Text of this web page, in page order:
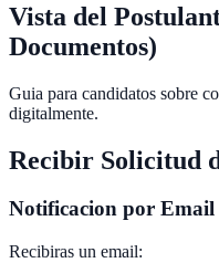
Vista del
Documentos)
Guia para candidatos sobre
digitalmente.
Recibir Solicitud
Notificacion por Email
Recibiras un email: